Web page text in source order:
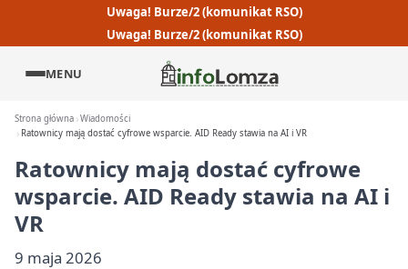
Uwaga! Burze/2 (komunikat RSO)
Uwaga! Burze/2 (komunikat RSO)
MENU
Strona główna Wiadomości
Ratownicy mają dostać cyfrowe wsparcie. AID Ready stawia na AI i VR
Ratownicy mają dostać cyfrowe
wsparcie. AID Ready stawia na AI i
VR
9 maja 2026